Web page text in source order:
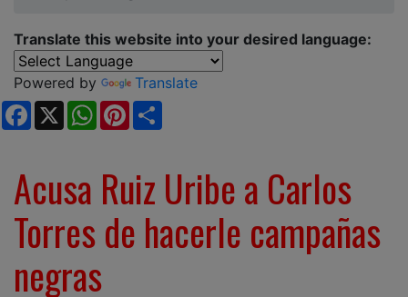
Translate this website into your desired language:
Powered by
Translate
Facebook
X WhatsApp
Pinterest
Acusa Ruiz Uribe a Carlos
Torres de hacerle campañas
negras